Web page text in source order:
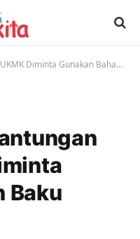
Gunakan Bahan Baku Sawit
Baku